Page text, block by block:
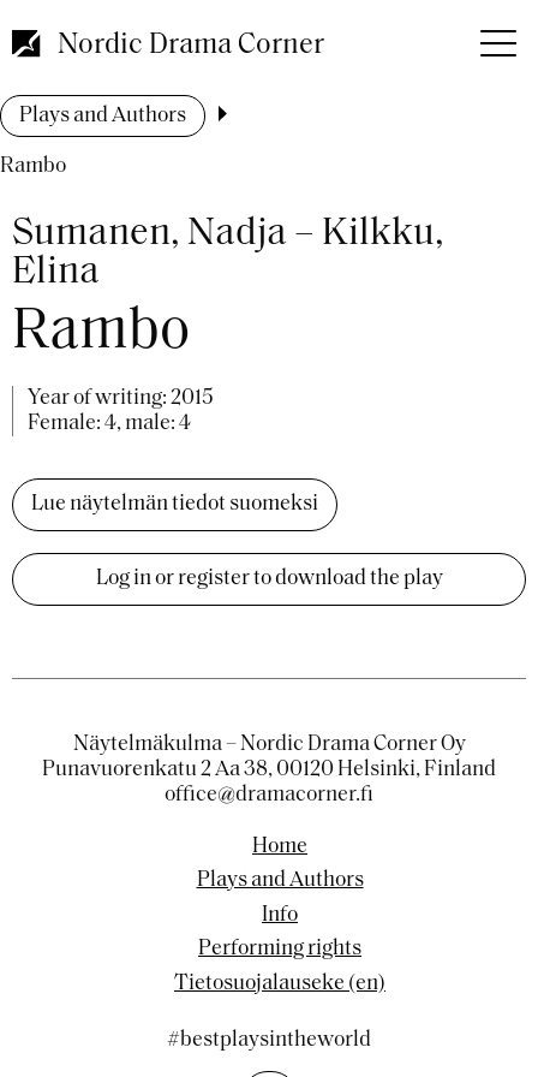
to
main
Nordic Drama Corner
Breadcrumb
Plays and Authors
Rambo
Sumanen, Nadja – Kilkku,
Elina
Rambo
Year of writing: 2015
Female: 4, male: 4
Lue näytelmän tiedot suomeksi
Log in or register to download the play
Näytelmäkulma – Nordic Drama Corner Oy
Punavuorenkatu 2 Aa 38, 00120 Helsinki, Finland
office@dramacorner.fi
Home
Plays and Authors
Info
Performing rights
Tietosuojalauseke (en)
#bestplaysintheworld